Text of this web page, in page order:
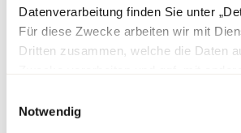
Datenverarbeitung finden Sie unter
Für diese Zwecke arbeiten wir mit
Dritten zusammen, welche die Daten
„Cookies und Services zulassen“ oder
einzelner Cookies und Services in der
Notwendig
ZU